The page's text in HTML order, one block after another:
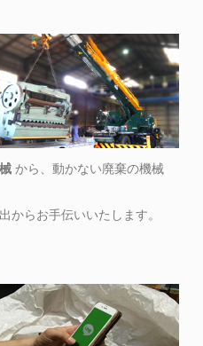
から、動かない廃棄の機械
からお手伝いいたします。